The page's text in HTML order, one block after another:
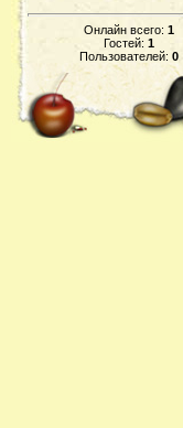
Онлайн всего: 1
Гостей: 1
Пользователей: 0